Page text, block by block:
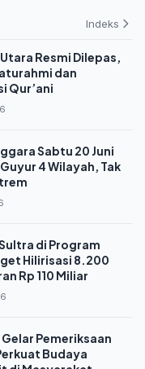
Indeks
Resmi Dilepas,
dan
Qur’ani
Sabtu 20 Juni
4 Wilayah, Tak
di Program
Hilirisasi 8.200
Rp 110 Miliar
Pemeriksaan
Budaya